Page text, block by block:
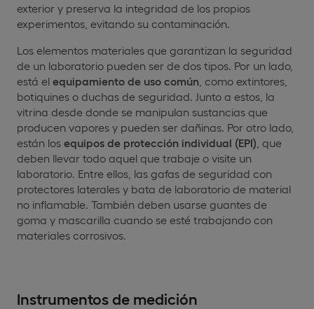
exterior y preserva la integridad de los propios
experimentos, evitando su contaminación.
Los elementos materiales que garantizan la seguridad
de un laboratorio pueden ser de dos tipos. Por un lado,
está el equipamiento de uso común , como extintores,
botiquines o duchas de seguridad. Junto a estos, la
vitrina desde donde se manipulan sustancias que
producen vapores y pueden ser dañinas. Por otro lado,
están los equipos de protección individual (EPI) , que
deben llevar todo aquel que trabaje o visite un
laboratorio. Entre ellos, las gafas de seguridad con
protectores laterales y bata de laboratorio de material
no inflamable. También deben usarse guantes de
goma y mascarilla cuando se esté trabajando con
materiales corrosivos.
Instrumentos de medición